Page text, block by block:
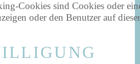
Cookies sind Cookies oder
oder den Benutzer auf